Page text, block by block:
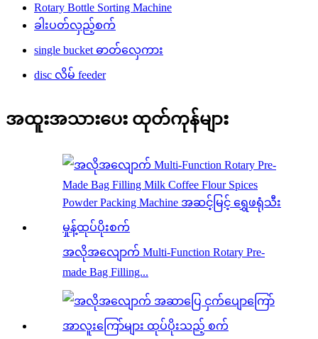
Rotary Bottle Sorting Machine
ခါးပတ်လှည့်စက်
single bucket ဓာတ်လှေကား
disc လိမ် feeder
အထူးအသားပေး ထုတ်ကုန်များ
အလိုအလျောက် Multi-Function Rotary Pre-
made Bag Filling...